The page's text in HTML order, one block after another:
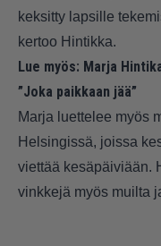
keksitty lapsille
kertoo Hintikka.
Lue myös: Marja
”Joka paikkaan jää”
Marja luettelee myös
Helsingissä, joissa
viettää kesäpäiviään.
vinkkejä myös muilta